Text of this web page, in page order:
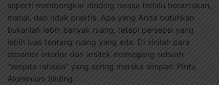
seperti membongkar dinding terasa terlalu berantakan,
mahal, dan tidak praktis. Apa yang Anda butuhkan
bukanlah lebih banyak ruang, tetapi persepsi yang
lebih luas tentang ruang yang ada. Di sinilah para
desainer interior dan arsitek memegang sebuah
“senjata rahasia” yang sering mereka simpan: Pintu
Aluminium Sliding.